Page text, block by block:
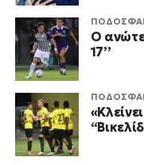
Ο
17’’